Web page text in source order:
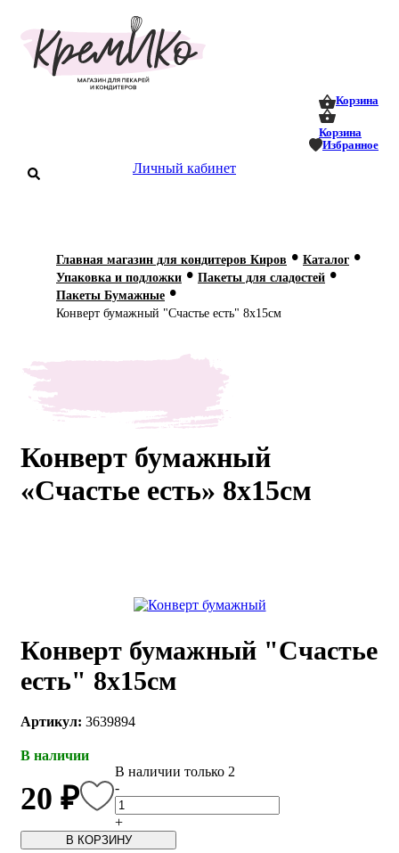
Корзина
Корзина
Избранное
Личный кабинет
Главная магазин для кондитеров Киров • Каталог •
Упаковка и подложки • Пакеты для сладостей •
Пакеты Бумажные •
Конверт бумажный "Счастье есть" 8х15см
Конверт бумажный
«Счастье есть» 8х15см
Конверт бумажный "Счастье
есть" 8х15см
Артикул: 3639894
В наличии
20 ₽
В наличии только 2
-
+
В КОРЗИНУ